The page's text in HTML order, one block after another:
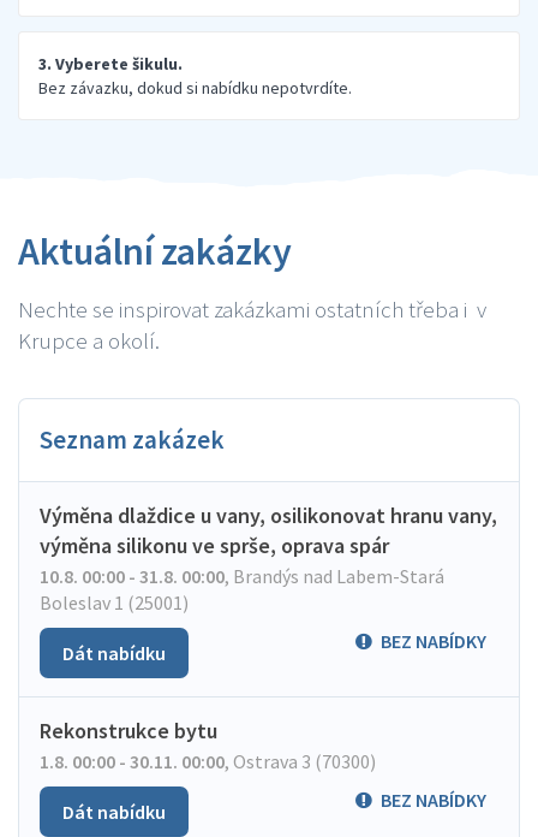
3. Vyberete šikulu.
Bez závazku, dokud si nabídku nepotvrdíte.
Aktuální zakázky
Nechte se inspirovat zakázkami ostatních třeba i v
Krupce a okolí.
Seznam zakázek
Výměna dlaždice u vany, osilikonovat hranu vany,
výměna silikonu ve sprše, oprava spár
10.8. 00:00 - 31.8. 00:00, Brandýs nad Labem-Stará
Boleslav 1 (25001)
BEZ NABÍDKY
Dát nabídku
Rekonstrukce bytu
1.8. 00:00 - 30.11. 00:00, Ostrava 3 (70300)
BEZ NABÍDKY
Dát nabídku